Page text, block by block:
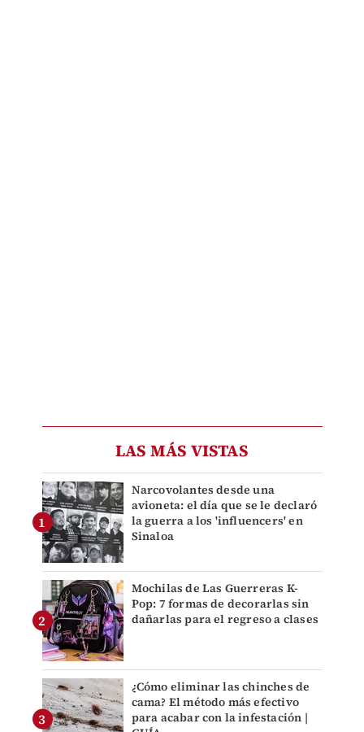
LAS MÁS VISTAS
Narcovolantes desde una
avioneta: el día que se le declaró
la guerra a los 'influencers' en
Sinaloa
Mochilas de Las Guerreras K-
Pop: 7 formas de decorarlas sin
dañarlas para el regreso a clases
¿Cómo eliminar las chinches de
cama? El método más efectivo
para acabar con la infestación |